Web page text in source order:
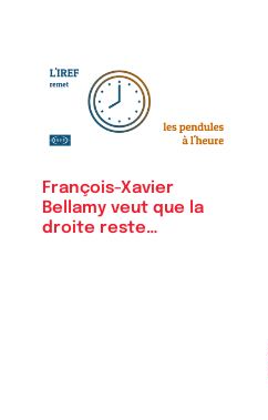
François-Xavier
Bellamy veut que la
droite reste…